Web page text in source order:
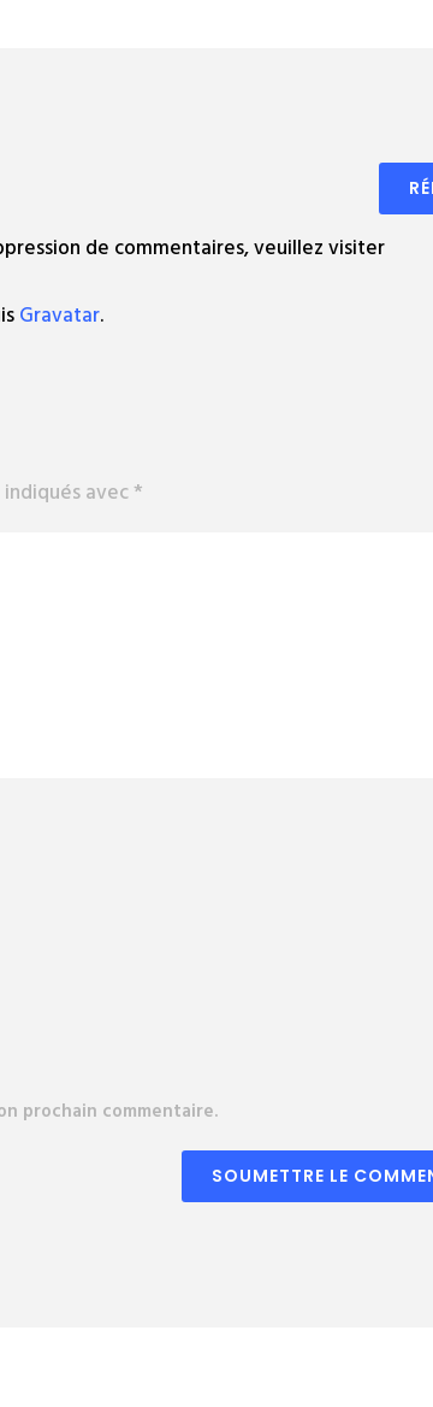
de commentaires, veuillez visiter
Gravatar.
indiqués avec*
prochain commentaire.
SOUMETTRE LE